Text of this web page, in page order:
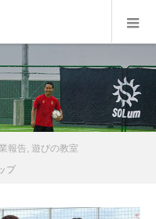
報告, 遊びの教室
プ